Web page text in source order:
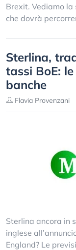
Brexit. Vediamo
che dovrà
Sterlina,
tassi BoE:
banche
Flavia Provenzani
Sterlina ancora in
inglese
England? Le